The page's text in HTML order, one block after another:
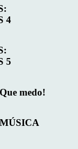
4
5
medo!